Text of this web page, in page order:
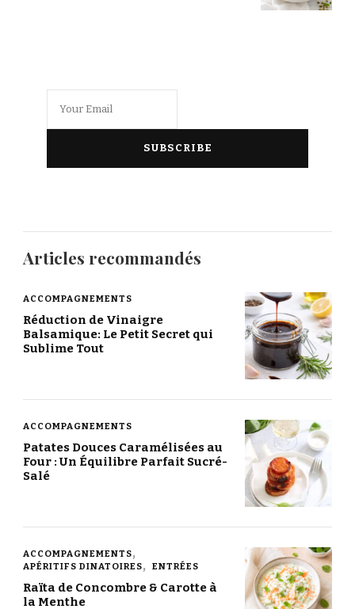
Articles recommandés
ACCOMPAGNEMENTS
Réduction de Vinaigre
Balsamique: Le Petit Secret qui
Sublime Tout
ACCOMPAGNEMENTS
Patates Douces Caramélisées au
Four : Un Équilibre Parfait Sucré-
Salé
ACCOMPAGNEMENTS
APÉRITIFS DINATOIRES
ENTRÉES
Raïta de Concombre & Carotte à
la Menthe